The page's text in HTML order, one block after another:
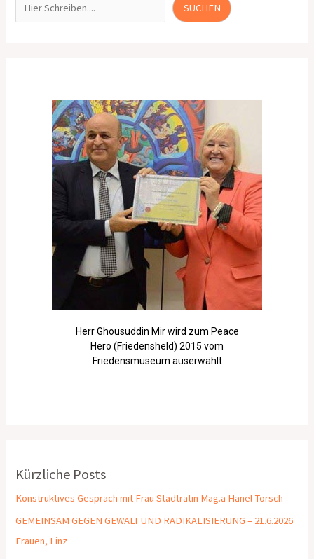
SUCHEN
Herr Ghousuddin Mir wird zum Peace
Hero (Friedensheld) 2015 vom
Friedensmuseum auserwählt
Kürzliche Posts
Konstruktives Gespräch mit Frau Stadträtin Mag.a Hanel-Torsch
GEMEINSAM GEGEN GEWALT UND RADIKALISIERUNG – 21.6.2026
Frauen, Linz